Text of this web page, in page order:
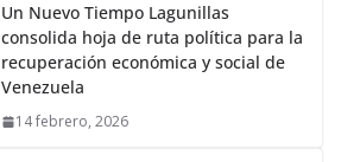
Un Nuevo Tiempo Lagunillas
consolida hoja de ruta política para la
recuperación económica y social de
Venezuela
14 febrero, 2026